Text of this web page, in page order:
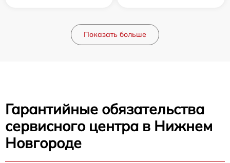
Показать больше
Гарантийные обязательства
сервисного центра в Нижнем
Новгороде